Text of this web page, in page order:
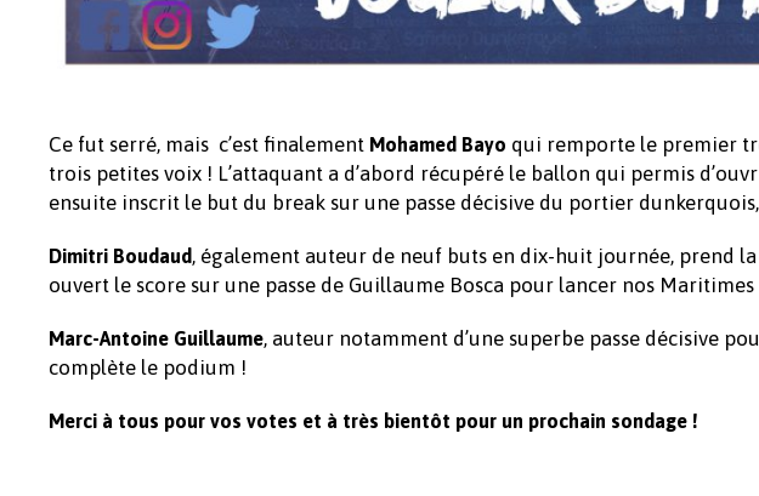
Ce fut serré, mais c’est finalement Mohamed Bayo qui remporte le premier
trois petites voix ! L’attaquant a d’abord récupéré le ballon qui permis
ensuite inscrit le but du break sur une passe décisive du portier
Dimitri Boudaud, également auteur de neuf buts en dix-huit journée, prend
ouvert le score sur une passe de Guillaume Bosca pour lancer nos
Marc-Antoine Guillaume, auteur notamment d’une superbe passe décisive
complète le podium !
Merci à tous pour vos votes et à très bientôt pour un prochain sondage !